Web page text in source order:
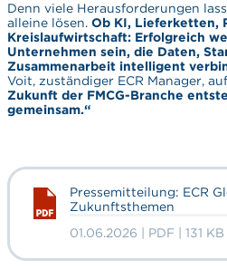
Denn viele Herausforderungen
alleine lösen. Ob KI, Lieferketten,
Kreislaufwirtschaft: Erfolgreich
Unternehmen sein, die Daten,
Zusammenarbeit intelligent
Voit, zuständiger ECR Manager,
Zukunft der FMCG-Branche
gemeinsam.“
Pressemitteilung: ECR
Zukunftsthemen
01.06.2026 | PDF | 131 KB